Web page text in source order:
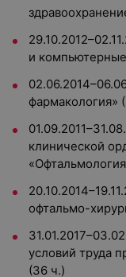
и
фармакология»
клинической
офтальмо-
условий труда
(36 ч.)